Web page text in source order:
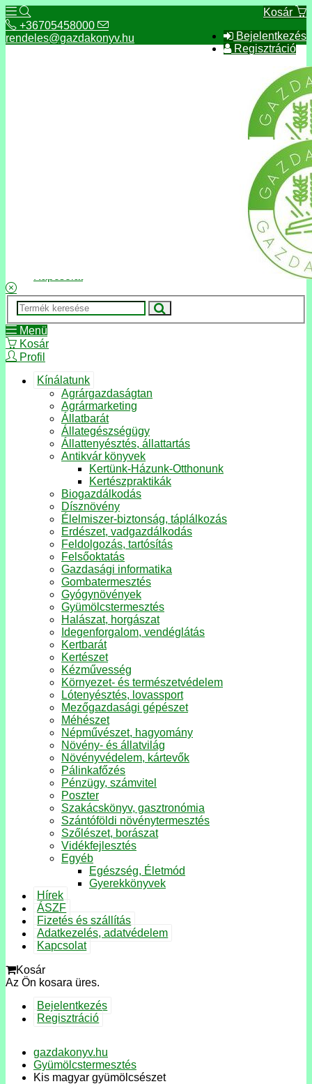
Kosár
Bejelentkezés
Regisztráció
+36705458000
rendeles@gazdakonyv.hu
Menü
Kosár
Profil
Kínálatunk
Agrárgazdaságtan
Agrármarketing
Állatbarát
Állategészségügy
Állattenyésztés, állattartás
Antikvár könyvek
Kertünk-Házunk-Otthonunk
Kertészpraktikák
Biogazdálkodás
Dísznövény
Élelmiszer-biztonság, táplálkozás
Erdészet, vadgazdálkodás
Feldolgozás, tartósítás
Felsőoktatás
Gazdasági informatika
Gombatermesztés
Gyógynövények
Gyümölcstermesztés
Halászat, horgászat
Idegenforgalom, vendéglátás
Kertbarát
Kertészet
Kézművesség
Környezet- és természetvédelem
Lótenyésztés, lovassport
Mezőgazdasági gépészet
Méhészet
Népművészet, hagyomány
Növény- és állatvilág
Növényvédelem, kártevők
Pálinkafőzés
Pénzügy, számvitel
Poszter
Szakácskönyv, gasztronómia
Szántóföldi növénytermesztés
Szőlészet, borászat
Vidékfejlesztés
Egyéb
Egészség, Életmód
Gyerekkönyvek
Hírek
ÁSZF
Fizetés és szállítás
Adatkezelés, adatvédelem
Kapcsolat
Kosár
Az Ön kosara üres.
Bejelentkezés
Regisztráció
gazdakonyv.hu
Gyümölcstermesztés
Kis magyar gyümölcsészet